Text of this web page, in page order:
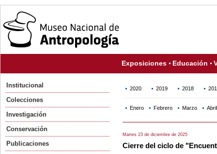
Exposiciones Educación
Institucional
Colecciones
Investigación
Conservación
Publicaciones
2020 2019 2018
Enero Febrero Marzo Abril
Martes 23 de diciembre de 2025
Cierre del ciclo de